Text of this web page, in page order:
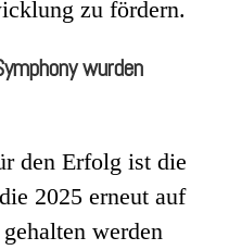
zu fördern.
wurden
den Erfolg ist die
2025 erneut auf
werden